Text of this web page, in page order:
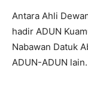
Antara Ahli
hadir ADUN
Nabawan Datuk
ADUN-ADUN lain.